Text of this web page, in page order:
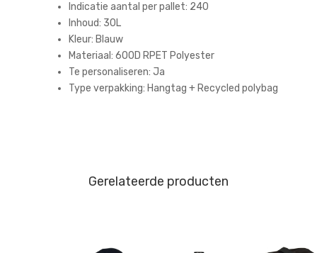
Indicatie aantal per pallet: 240
Inhoud: 30L
Kleur: Blauw
Materiaal: 600D RPET Polyester
Te personaliseren: Ja
Type verpakking: Hangtag + Recycled polybag
Gerelateerde producten